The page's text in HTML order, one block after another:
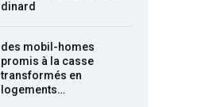
dinard
des mobil-homes
promis à la casse
transformés en
logements…